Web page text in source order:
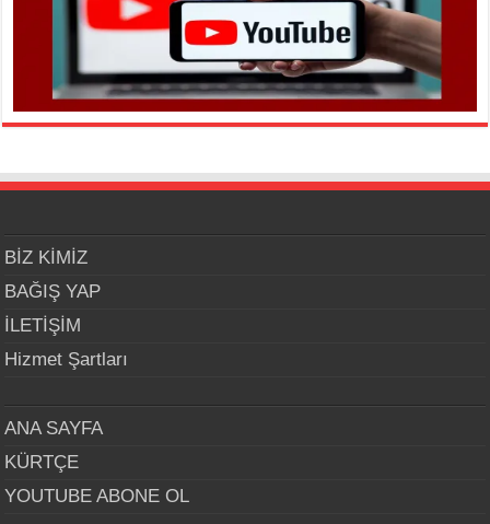
BİZ KİMİZ
BAĞIŞ YAP
İLETİŞİM
Hizmet Şartları
ANA SAYFA
KÜRTÇE
YOUTUBE ABONE OL